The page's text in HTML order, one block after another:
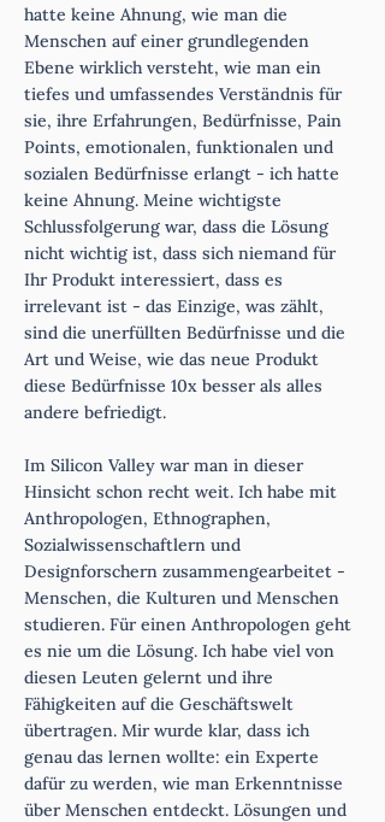
hatte keine Ahnung, wie man die
Menschen auf einer grundlegenden
Ebene wirklich versteht, wie man ein
tiefes und umfassendes Verständnis für
sie, ihre Erfahrungen, Bedürfnisse, Pain
Points, emotionalen, funktionalen und
sozialen Bedürfnisse erlangt - ich hatte
keine Ahnung. Meine wichtigste
Schlussfolgerung war, dass die Lösung
nicht wichtig ist, dass sich niemand für
Ihr Produkt interessiert, dass es
irrelevant ist - das Einzige, was zählt,
sind die unerfüllten Bedürfnisse und die
Art und Weise, wie das neue Produkt
diese Bedürfnisse 10x besser als alles
andere befriedigt.
Im Silicon Valley war man in dieser
Hinsicht schon recht weit. Ich habe mit
Anthropologen, Ethnographen,
Sozialwissenschaftlern und
Designforschern zusammengearbeitet -
Menschen, die Kulturen und Menschen
studieren. Für einen Anthropologen geht
es nie um die Lösung. Ich habe viel von
diesen Leuten gelernt und ihre
Fähigkeiten auf die Geschäftswelt
übertragen. Mir wurde klar, dass ich
genau das lernen wollte: ein Experte
dafür zu werden, wie man Erkenntnisse
über Menschen entdeckt. Lösungen und